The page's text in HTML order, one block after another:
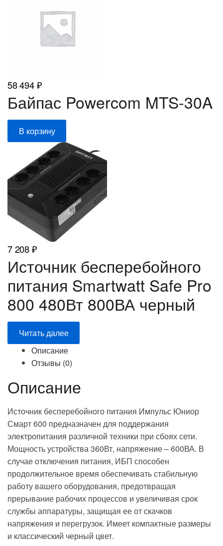
58 494₽
Байпас Powercom MTS-30A
В корзину
7 208₽
Источник бесперебойного
питания Smartwatt Safe Pro
800 480Вт 800ВА черный
Читать далее
Описание
Отзывы (0)
Описание
Источник бесперебойного питания Импульс Юниор
Смарт 600 предназначен для поддержания
электропитания различной техники при сбоях сети.
Мощность устройства 360Вт, напряжение – 600ВА. В
случае отключения питания, ИБП способен
продолжительное время обеспечивать стабильную
работу вашего оборудования, предотвращая
прерывание рабочих процессов и увеличивая срок
службы аппаратуры, защищая ее от скачков
напряжения и перегрузок. Имеет компактные размеры
и классический черный цвет.